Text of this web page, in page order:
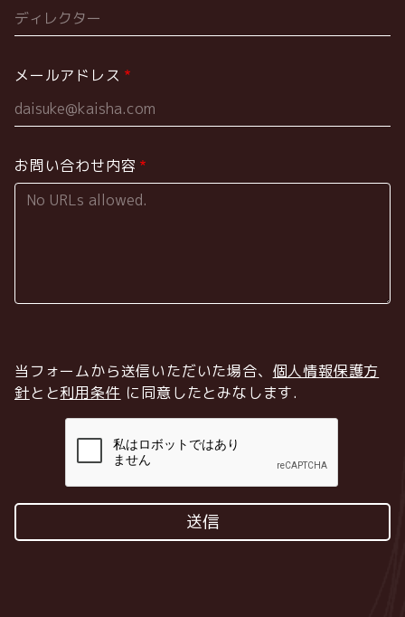
メールアドレス
お問い合わせ内容
当フォームから送信いただいた場合、 個人情報保護方
針とと利用条件 に同意したとみなします.